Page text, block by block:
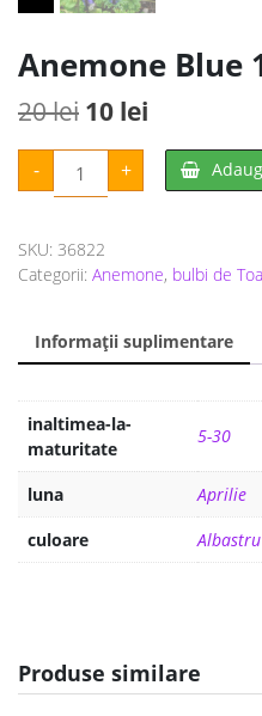
Anemone Blue
20lei Prețul
inițial
20 lei.
10 lei
curent
este:
-
Cantitate
Anemone
Blue
+
SKU: 36822
Categorii: Anemone, bulbi de
Informații suplimentare
inaltimea-la-
maturitate
5-30
luna
Aprilie
culoare
Albastru
Produse similare